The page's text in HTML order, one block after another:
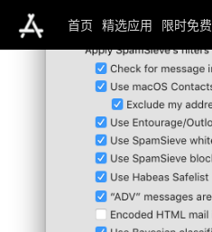
首页 精选应用 限时免费